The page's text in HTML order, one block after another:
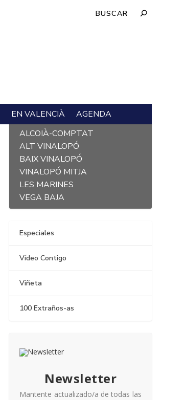
EN VALENCIÀ AGENDA
L´ALACANTÍ
ALCOIÀ-COMPTAT
ALT VINALOPÓ
BAIX VINALOPÓ
VINALOPÓ MITJA
LES MARINES
VEGA BAJA
Especiales
Vídeo Contigo
Viñeta
100 Extraños-as
Newsletter
Mantente actualizado/a de todas las